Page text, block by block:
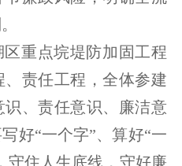
重点垸堤防加固工程
责任工程，全体参建
识、责任意识、廉洁意
好“一个字”、算好“一
守住人生底线，守好廉